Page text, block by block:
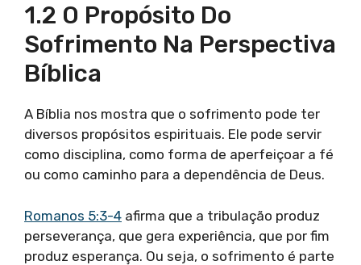
1.2 O Propósito Do
Sofrimento Na Perspectiva
Bíblica
A Bíblia nos mostra que o sofrimento pode ter
diversos propósitos espirituais. Ele pode servir
como disciplina, como forma de aperfeiçoar a fé
ou como caminho para a dependência de Deus.
Romanos 5:3-4 afirma que a tribulação produz
perseverança, que gera experiência, que por fim
produz esperança. Ou seja, o sofrimento é parte